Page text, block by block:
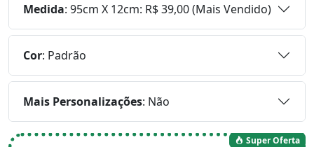
Medida: 95cm X 12cm: R$ 39,00 (Mais Vendido)
Cor: Padrão
Mais Personalizações: Não
Super Oferta